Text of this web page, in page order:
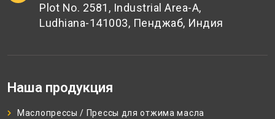
Plot No. 2581, Industrial Area-A,
Ludhiana-141003, Пенджаб, Индия
Наша продукция
Маслопрессы / Прессы для отжима масла